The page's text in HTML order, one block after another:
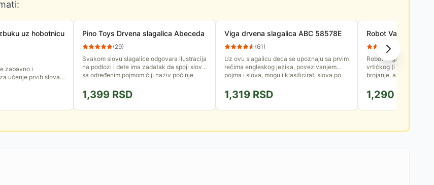
uz hobotnicu
zabavno i
učenje prvih slova i
Pino Toys Drvena slagalica Abeceda
(29)
Svakom slovu slagalice odgovara ilustracija
na podlozi i dete ima zadatak da spoji slovo
sa određenim pojmom čiji naziv počinje
datim slovom.
1,399 RSD
Viga drvena slagalica ABC 58578E
(61)
Uz ovu slagalicu deca se upoznaju sa prvim
rečima engleskog jezika, povezivanjem
pojma i slova, mogu i klasificirati slova po
bojama
1,319 RSD
Robot Vaga
Robot vaga je igračka koja pomaže deci
vrtićkog (i starijeg)
brojanje, aritmetiku,
1,290